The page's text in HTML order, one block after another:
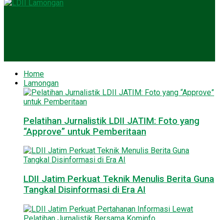
Home
Lamongan
Pelatihan Jurnalistik LDII JATIM: Foto yang
“Approve” untuk Pemberitaan
LDII Jatim Perkuat Teknik Menulis Berita Guna
Tangkal Disinformasi di Era AI